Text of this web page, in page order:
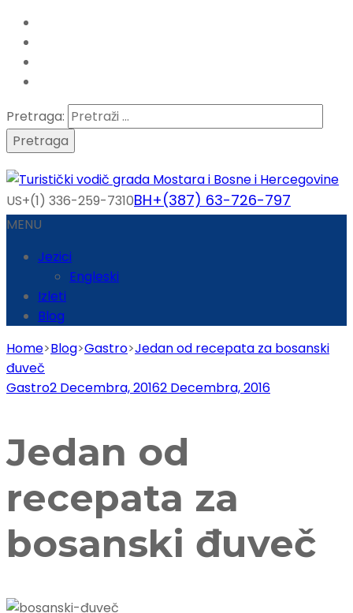
Pretraga:
US+(1) 336-259-7310BH+(387) 63-726-797
MENU
Jezici
Engleski
Izleti
Blog
Home>Blog>Gastro>Jedan od recepata za bosanski
đuveč
Gastro2 Decembra, 20162 Decembra, 2016
Jedan od
recepata za
bosanski đuveč